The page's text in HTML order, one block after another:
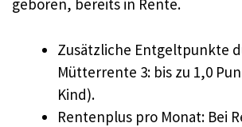
geboren, bereits in Rente.
Zusätzliche Entgeltpunkte
Mütterrente 3: bis zu 1,0
Kind).​
Rentenplus pro Monat: Bei